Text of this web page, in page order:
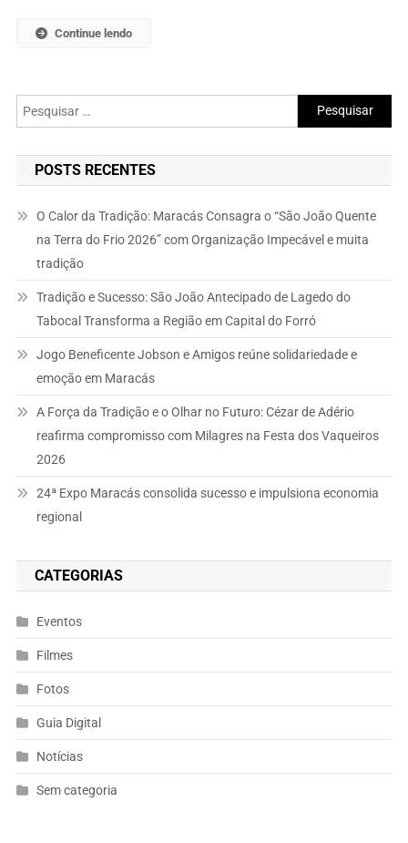
Continue lendo
Pesquisar
por:
POSTS RECENTES
O Calor da Tradição: Maracás Consagra o “São João Quente
na Terra do Frio 2026” com Organização Impecável e muita
tradição
Tradição e Sucesso: São João Antecipado de Lagedo do
Tabocal Transforma a Região em Capital do Forró
Jogo Beneficente Jobson e Amigos reúne solidariedade e
emoção em Maracás
A Força da Tradição e o Olhar no Futuro: Cézar de Adério
reafirma compromisso com Milagres na Festa dos Vaqueiros
2026
24ª Expo Maracás consolida sucesso e impulsiona economia
regional
CATEGORIAS
Eventos
Filmes
Fotos
Guia Digital
Notícias
Sem categoria